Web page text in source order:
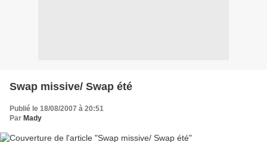
Swap missive/ Swap été
Publié le 18/08/2007 à 20:51
Par Mady